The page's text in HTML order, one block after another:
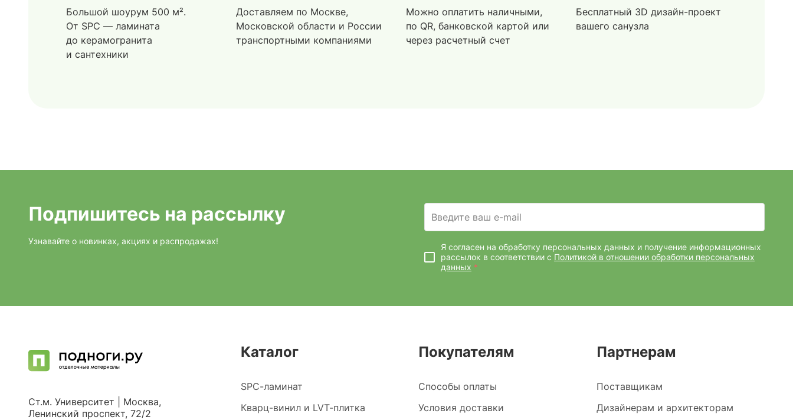
Большой шоурум 500 м².
От SPC — ламината
до керамогранита
и сантехники
Доставляем по Москве,
Московской области и России
транспортными компаниями
Можно оплатить наличными,
по QR, банковской картой или
через расчетный счет
Бесплатный 3D дизайн-проект
вашего санузла
Подпишитесь на рассылку
Узнавайте о новинках, акциях и распродажах!
Введите ваш e-mail
Я согласен на обработку персональных данных и получение информационных
рассылок в соответствии с Политикой в отношении обработки персональных
данных *
Каталог
SPC-ламинат
Кварц-винил и LVT-плитка
Покупателям
Способы оплаты
Условия доставки
Партнерам
Поставщикам
Дизайнерам и архитекторам
Ст.м. Университет | Москва,
Ленинский проспект, 72/2